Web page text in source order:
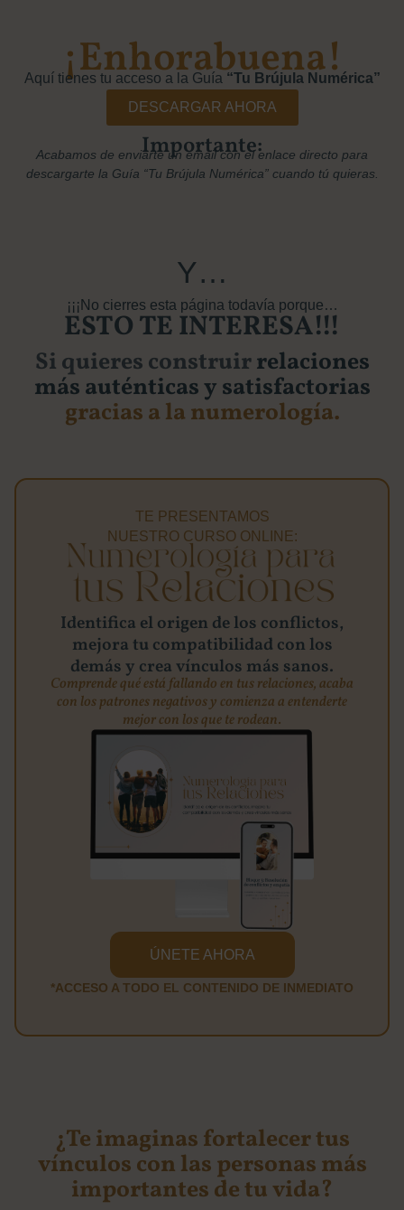
¡Enhorabuena!
Aquí tienes tu acceso a la Guía “Tu Brújula Numérica”
DESCARGAR AHORA
Importante:
Acabamos de enviarte un email con el enlace directo para
descargarte la Guía “Tu Brújula Numérica” cuando tú quieras.
Y…
¡¡¡No cierres esta página todavía porque…
ESTO TE INTERESA!!!
Si quieres construirrelaciones
más auténticas y satisfactorias
gracias a la numerología.
TE PRESENTAMOS
NUESTRO CURSO ONLINE:
Identifica el origen de los conflictos,
mejora tu compatibilidad con los
demás y crea vínculos más sanos.
Comprende qué está fallando en tus relaciones, acaba
con los patrones negativos y comienza a entenderte
mejor con los que te rodean.
ÚNETE AHORA
*ACCESO A TODO EL CONTENIDO DE INMEDIATO
¿Te imaginas fortalecer tus
vínculos con las personas más
importantes de tu vida?